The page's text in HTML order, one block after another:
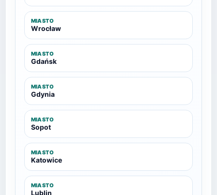
MIASTO
Wrocław
MIASTO
Gdańsk
MIASTO
Gdynia
MIASTO
Sopot
MIASTO
Katowice
MIASTO
Lublin